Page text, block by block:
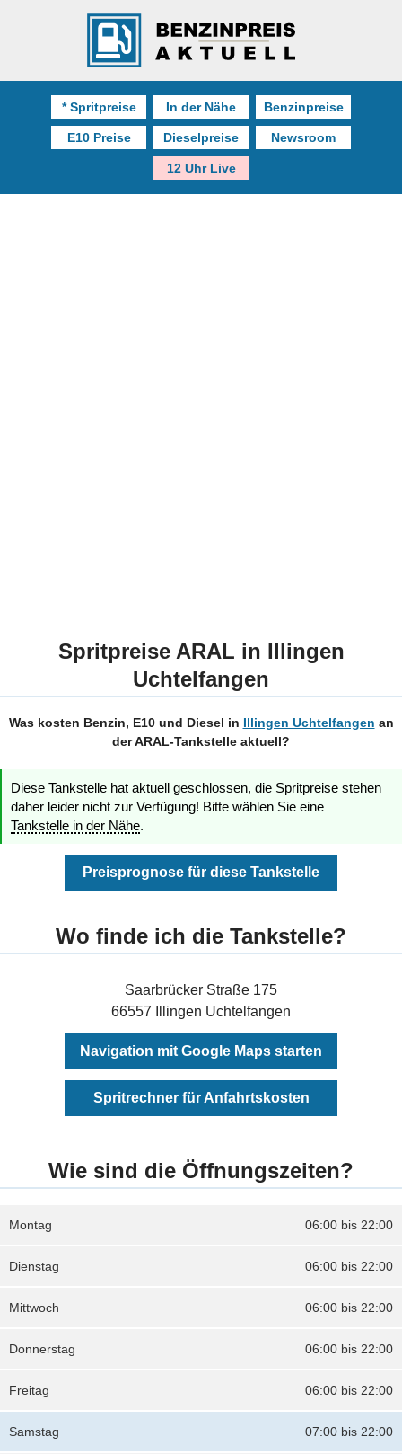
* Spritpreise In der Nähe Benzinpreise
E10 Preise Dieselpreise Newsroom
12 Uhr Live
Spritpreise ARAL in Illingen
Uchtelfangen
Was kosten Benzin, E10 und Diesel in Illingen Uchtelfangen an
der ARAL-Tankstelle aktuell?
Diese Tankstelle hat aktuell geschlossen, die Spritpreise stehen
daher leider nicht zur Verfügung! Bitte wählen Sie eine
Tankstelle in der Nähe.
Preisprognose für diese Tankstelle
Wo finde ich die Tankstelle?
Saarbrücker Straße 175
66557 Illingen Uchtelfangen
Navigation mit Google Maps starten
Spritrechner für Anfahrtskosten
Wie sind die Öffnungszeiten?
06:00 bis 22:00
Montag
06:00 bis 22:00
Dienstag
06:00 bis 22:00
Mittwoch
06:00 bis 22:00
Donnerstag
06:00 bis 22:00
Freitag
07:00 bis 22:00
Samstag